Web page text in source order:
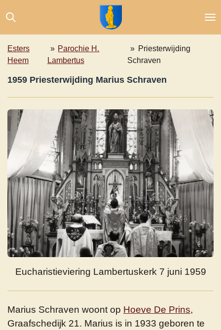
direct
naar
de
hoofdinhoud
Esters
Heem
» Parochie H.
Lambertus
» Priesterwijding
Schraven
1959 Priesterwijding Marius Schraven
Eucharistieviering Lambertuskerk 7 juni 1959
Marius Schraven woont op Hoeve De Prins,
Graafschedijk 21. Marius is in 1933 geboren te